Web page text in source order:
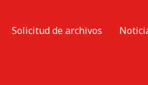
Solicitud de archivos